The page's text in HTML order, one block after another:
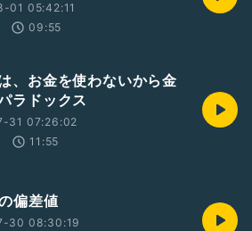
01 05:42:11
09:55
、お金を使わないから金
ラドックス
31 07:26:02
11:55
偏差値
30 08:30:19